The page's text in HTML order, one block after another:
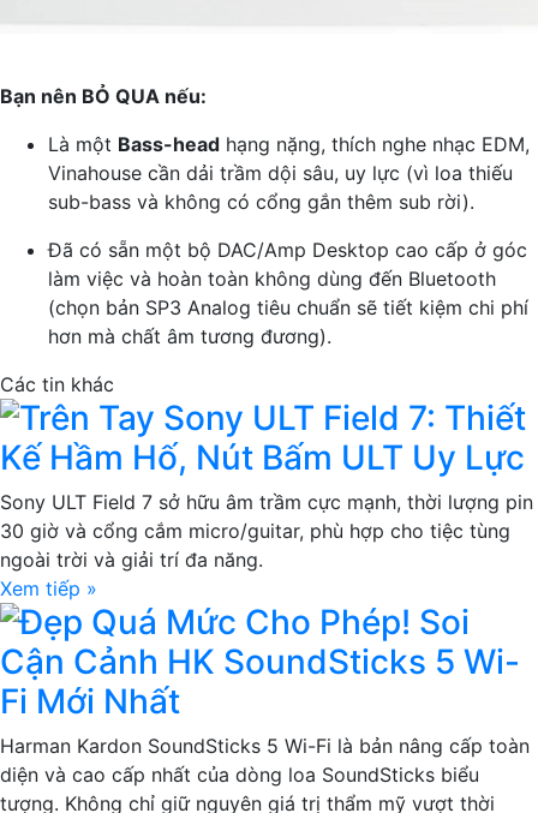
Bạn nên BỎ QUA nếu:
Là một Bass-head hạng nặng, thích nghe nhạc EDM,
Vinahouse cần dải trầm dội sâu, uy lực (vì loa thiếu
sub-bass và không có cổng gắn thêm sub rời).
Đã có sẵn một bộ DAC/Amp Desktop cao cấp ở góc
làm việc và hoàn toàn không dùng đến Bluetooth
(chọn bản SP3 Analog tiêu chuẩn sẽ tiết kiệm chi phí
hơn mà chất âm tương đương).
Các tin khác
Trên Tay Sony ULT Field 7: Thiết
Kế Hầm Hố, Nút Bấm ULT Uy Lực
Sony ULT Field 7 sở hữu âm trầm cực mạnh, thời lượng pin
30 giờ và cổng cắm micro/guitar, phù hợp cho tiệc tùng
ngoài trời và giải trí đa năng.
Xem tiếp »
Đẹp Quá Mức Cho Phép! Soi
Cận Cảnh HK SoundSticks 5 Wi-
Fi Mới Nhất
Harman Kardon SoundSticks 5 Wi-Fi là bản nâng cấp toàn
diện và cao cấp nhất của dòng loa SoundSticks biểu
tượng. Không chỉ giữ nguyên giá trị thẩm mỹ vượt thời